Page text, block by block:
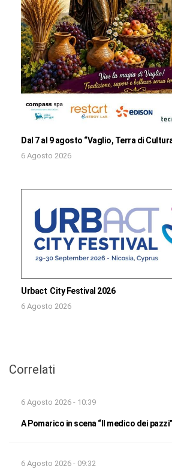
Dal 7 al 9 agosto “Vaglio, Terra di
6 Agosto 2026
Urbact City Festival 2026
6 Agosto 2026
Correlati
6 Agosto 2026 - 10:39
A Pomarico in scena “Il medico dei pazzi”
6 Agosto 2026 - 09:32